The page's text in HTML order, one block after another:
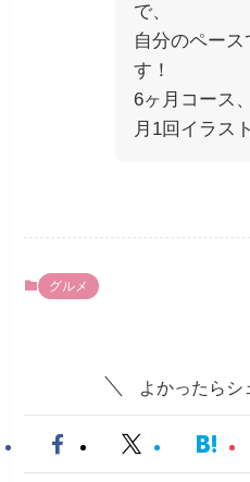
で、
自分のペース
す！
6ヶ月コース
月1回イラス
グルメ
よかったらシ